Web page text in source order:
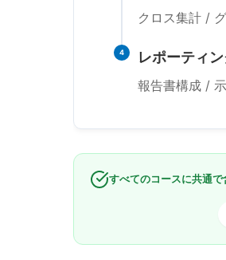
クロス集計 /
4 レポーティ
報告書構成 /
すべてのコースに共通で